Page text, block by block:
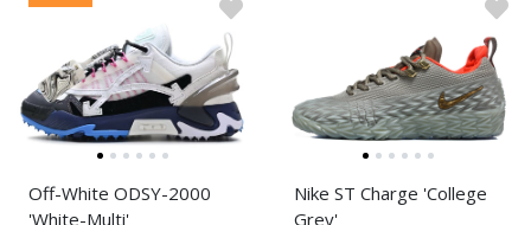
Off-White ODSY-2000
'White-Multi'
Nike ST Charge 'College
Grey'